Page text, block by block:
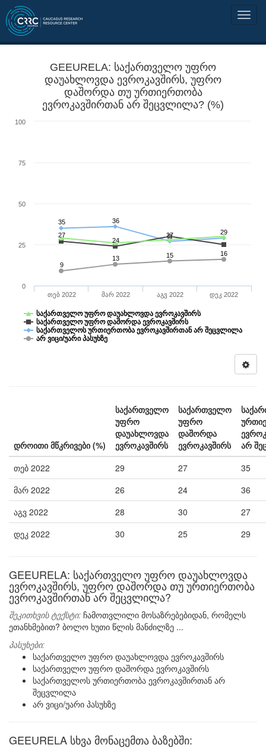
GEEURELA: საქართველო უფრო
დაუახლოვდა ევროკავშირს, უფრო
დაშორდა თუ ურთიერთობა
ევროკავშირთან არ შეცვლილა? (%)
9
13 15 16
35
36
27
29
27
24
საქართველო უფრო დაუახლოვდა ევროკავშირს
საქართველო უფრო დაშორდა ევროკავშირს
საქართველოს ურთიერთობა ევროკავშირთან არ შეცვლილა
არ ვიცი/უარი პასუხზე
თებ 2022 მარ 2022 აგვ 2022 დეკ 2022
0
25
50
75
100
დროითი მწკრივები (%)
საქართველო
უფრო
დაუახლოვდა
ევროკავშირს
საქართველო
უფრო
დაშორდა
ევროკავშირს
არ
თებ 2022
29 27
35
მარ 2022
26 24
36
აგვ 2022
28 30
27
დეკ 2022
30 25 29
GEEURELA: საქართველო უფრო დაუახლოვდა
ევროკავშირს, უფრო დაშორდა თუ ურთიერთობა
ევროკავშირთან არ შეცვლილა?
შეკითხვის ტექსტი: ჩამოთვლილი მოსაზრებებიდან, რომელს
ეთანხმებით? ბოლო ხუთი წლის მანძილზე ...
პასუხები:
საქართველო უფრო დაუახლოვდა ევროკავშირს
საქართველო უფრო დაშორდა ევროკავშირს
საქართველოს ურთიერთობა ევროკავშირთან არ
შეცვლილა
არ ვიცი/უარი პასუხზე
GEEURELA სხვა მონაცემთა ბაზებში: